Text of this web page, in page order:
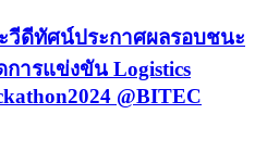
วีดีทัศน์ประกาศผลรอบชนะ
การแข่งขัน Logistics
@BITEC